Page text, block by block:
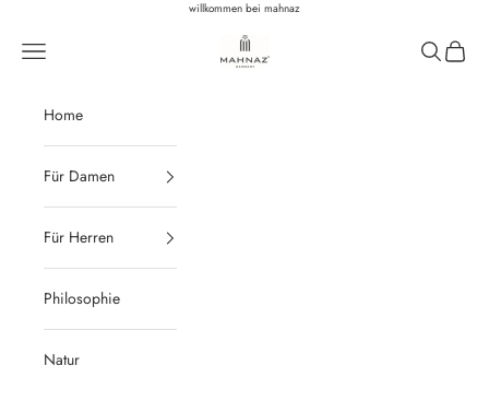
willkommen bei mahnaz
Mahnaz Biomedicals
Navigationsmenü öffnen Suche
Home
Für Damen
Für Herren
Philosophie
Natur